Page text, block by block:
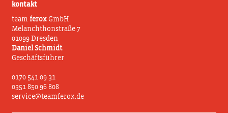
kontakt
team ferox GmbH
Melanchthonstraße 7
01099 Dresden
Daniel Schmidt
Geschäftsführer
0170 541 09 31
0351 850 96 808
service@teamferox.de